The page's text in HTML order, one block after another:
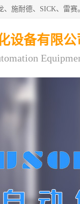
施耐德、SICK、雷
设备有限公